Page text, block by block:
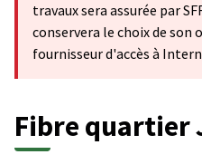
travaux sera assurée par
conservera le choix de
fournisseur d'accès à
Fibre quartier